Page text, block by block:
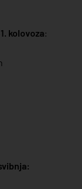
kolovoza: